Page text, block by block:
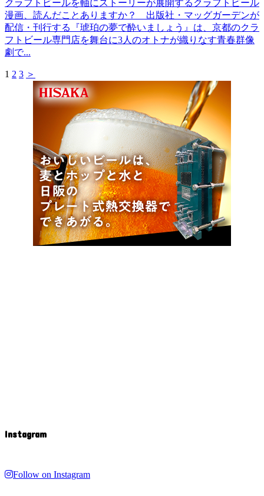
クラフトビールを軸にストーリーが展開するクラフトビール
漫画、読んだことありますか？ 出版社・マッグガーデンが
配信・刊行する『琥珀の夢で酔いましょう』は、京都のクラ
フトビール専門店を舞台に3人のオトナが織りなす青春群像
劇で...
1 2 3 ＞
Instagram
Follow on Instagram